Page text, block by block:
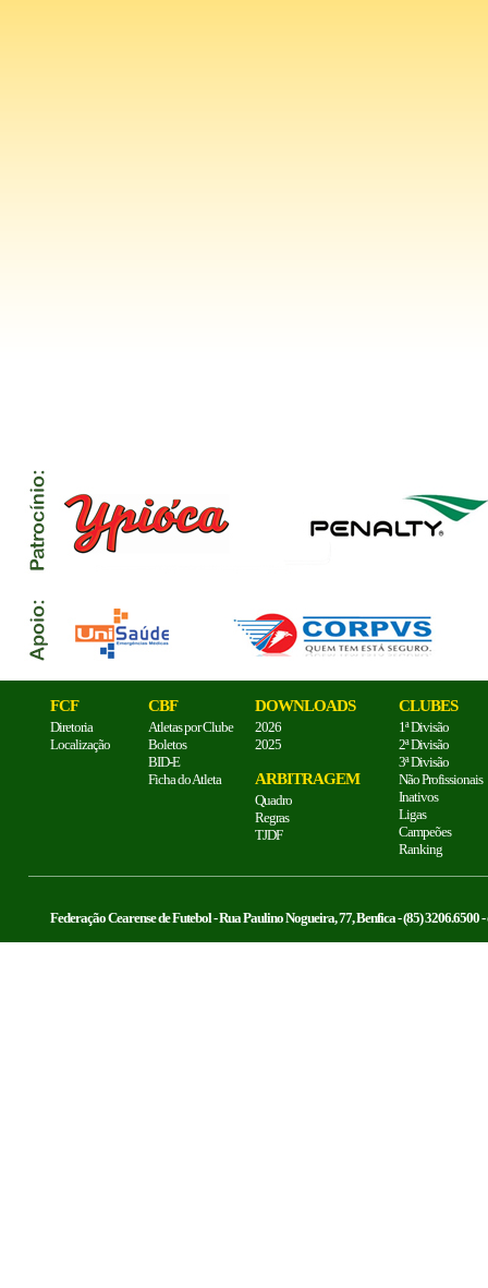
FCF
Diretoria
Localização
CBF
Atletas por Clube
Boletos
BID-E
Ficha do Atleta
DOWNLOADS
2026
2025
ARBITRAGEM
Quadro
Regras
TJDF
CLUBES
1ª Divisão
2ª Divisão
3ª Divisão
Não Profissionais
Inativos
Ligas
Campeões
Ranking
Federação Cearense de Futebol - Rua Paulino Nogueira, 77, Benfica - (85)